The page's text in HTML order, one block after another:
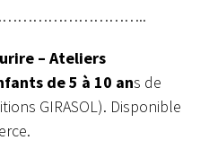
– Ateliers
de 5 à 10 ans de
GIRASOL). Disponible